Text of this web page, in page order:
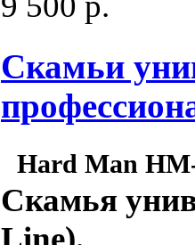
Скамьи
Hard Man
Скамья